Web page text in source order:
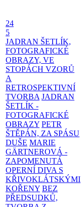
24
5
JADRAN ŠETLÍK,
FOTOGRAFICKÉ
OBRAZY, VE
STOPÁCH VZORŮ
A
RETROSPEKTIVNÍ
TVORBA JADRAN
ŠETLÍK -
FOTOGRAFICKÉ
OBRAZY PETR
ŠTĚPÁN, ZA SPÁSU
DUŠE MARIE
GÄRTNEROVÁ -
ZAPOMENUTÁ
OPERNÍ DIVA S
KŘIVOKLÁTSKÝMI
KOŘENY BEZ
PŘEDSUDKŮ,